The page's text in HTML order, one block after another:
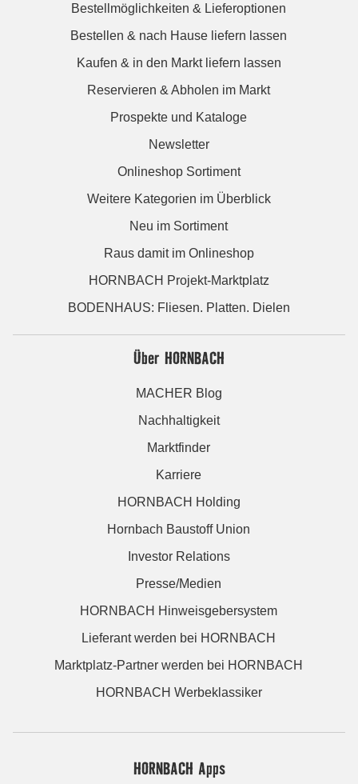
Bestellmöglichkeiten & Lieferoptionen
Bestellen & nach Hause liefern lassen
Kaufen & in den Markt liefern lassen
Reservieren & Abholen im Markt
Prospekte und Kataloge
Newsletter
Onlineshop Sortiment
Weitere Kategorien im Überblick
Neu im Sortiment
Raus damit im Onlineshop
HORNBACH Projekt-Marktplatz
BODENHAUS: Fliesen. Platten. Dielen
Über HORNBACH
MACHER Blog
Nachhaltigkeit
Marktfinder
Karriere
HORNBACH Holding
Hornbach Baustoff Union
Investor Relations
Presse/Medien
HORNBACH Hinweisgebersystem
Lieferant werden bei HORNBACH
Marktplatz-Partner werden bei HORNBACH
HORNBACH Werbeklassiker
HORNBACH Apps